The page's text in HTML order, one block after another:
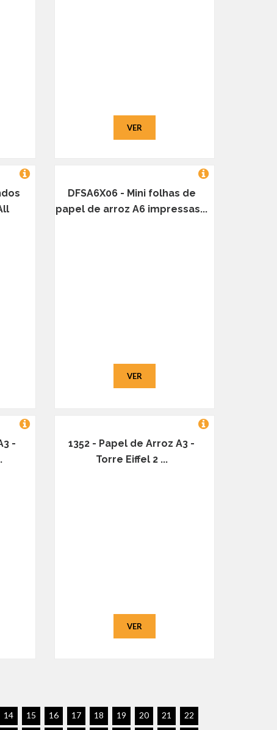
VER
DFSA6X06 - Mini folhas de
papel de arroz A6 impressas...
VER
-
1352 - Papel de Arroz A3 -
Torre Eiffel 2 ...
VER
14 15 16 17 18 19 20 21
22